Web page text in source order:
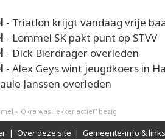
- Triatlon krijgt vandaag vrije
- Lommel SK pakt punt op STVV
- Dick Bierdrager overleden
- Alex Geys wint jeugdkoers in
Janssen overleden
» Okra was 'lekker actief' bezig
| Over deze site | Gemeente-info & links